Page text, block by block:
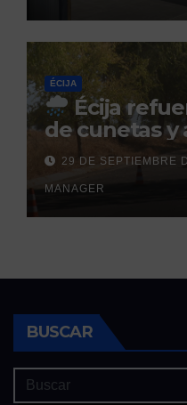
ÉCIJA
Écija
de cunetas y
la llegada de
otoñales
29 DE SEPTIEMBRE
MANAGER
BUSCAR